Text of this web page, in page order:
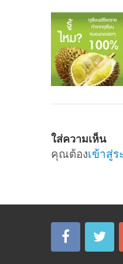
ใส่ความเห็น
คุณต้องเข้าสู่ร